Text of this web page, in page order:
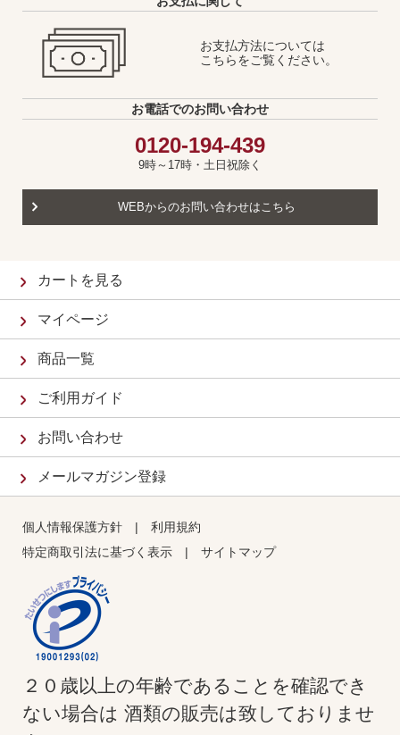
お支払方法については
こちらをご覧ください。
お電話でのお問い合わせ
0120-194-439
9時～17時・土日祝除く
WEBからのお問い合わせはこちら
カートを見る
マイページ
商品一覧
ご利用ガイド
お問い合わせ
メールマガジン登録
個人情報保護方針 | 利用規約
特定商取引法に基づく表示 | サイトマップ
２０歳以上の年齢であることを確認でき
ない場合は 酒類の販売は致しておりませ